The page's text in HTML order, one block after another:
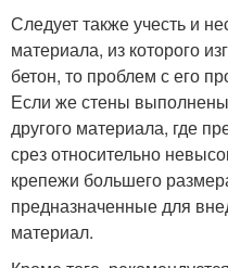
Следует также учесть и
материала, из которого
бетон, то проблем с его
Если же стены выполнены
другого материала, где
срез относительно
крепежи большего
предназначенные для
материал.